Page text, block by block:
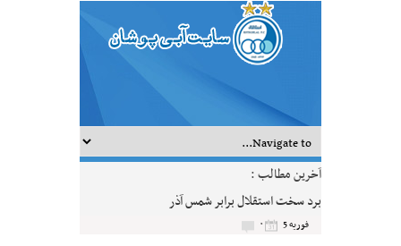
آخرین مطالب :
برد سخت استقلال برابر شمس آذر
فوریه 5 ۰